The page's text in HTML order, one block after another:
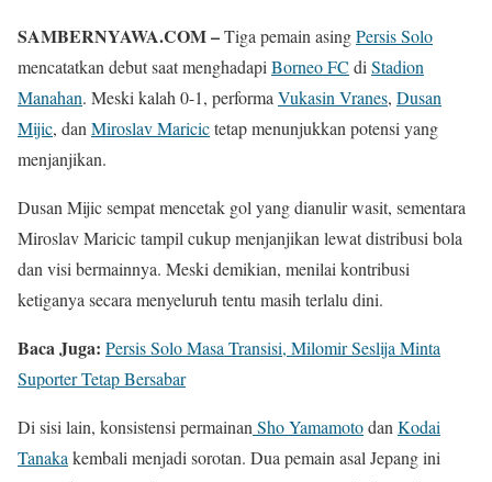
SAMBERNYAWA.COM –Tiga pemain asingPersis Solo
mencatatkan debut saat menghadapi Borneo FC di Stadion
Manahan. Meski kalah 0-1, performa Vukasin Vranes, Dusan
Mijic, dan Miroslav Maricictetap menunjukkan potensi yang
menjanjikan.
Dusan Mijic sempat mencetak gol yang dianulir wasit, sementara
Miroslav Maricic tampil cukup menjanjikan lewat distribusi bola
dan visi bermainnya. Meski demikian, menilai kontribusi
ketiganya secara menyeluruh tentu masih terlalu dini.
Baca Juga: Persis Solo Masa Transisi, Milomir Seslija Minta
Suporter Tetap Bersabar
Di sisi lain, konsistensi permainan Sho Yamamotodan Kodai
Tanaka kembali menjadi sorotan. Dua pemain asal Jepang ini